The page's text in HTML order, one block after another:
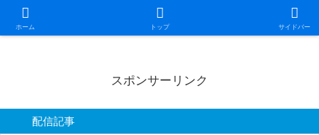
ホーム トップ サイドバー
日本第一！ニュース録
スポンサーリンク
配信記事